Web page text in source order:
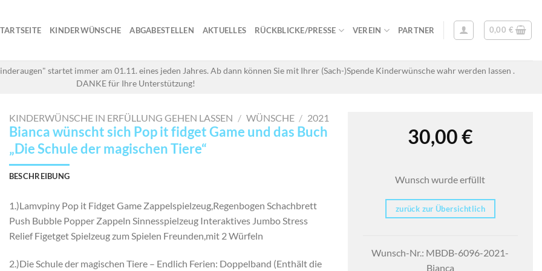
KINDERWÜNSCHE ABGABESTELLEN AKTUELLES RÜCKBLICKE/PRESSE VEREIN PARTNER 0,00 €
startet immer am 01.11. eines jeden Jahres. Ab dann können Sie mit Ihrer (Sach-)Spende Kinderwünsche wahr werden lassen .
DANKE für Ihre Unterstützung!
KINDERWÜNSCHE IN ERFÜLLUNG GEHEN LASSEN / WÜNSCHE / 2021
Bianca wünscht sich Pop it fidget Game und das Buch
„Die Schule der magischen Tiere“
BESCHREIBUNG
1.)Lamvpiny Pop it Fidget Game Zappelspielzeug,Regenbogen Schachbrett
Push Bubble Popper Zappeln Sinnesspielzeug Interaktives Jumbo Stress
Relief Figetget Spielzeug zum Spielen Freunden,mit 2 Würfeln
2.)Die Schule der magischen Tiere – Endlich Ferien: Doppelband (Enthält die
30,00€
Wunsch wurde erfüllt
zurück zur Übersichtlich
Wunsch-Nr.: MBDB-6096-2021-
Bianca